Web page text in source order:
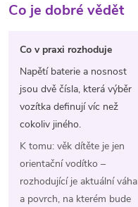
Co je dobré vědět
Co v praxi rozhoduje
Napětí baterie a nosnost
jsou dvě čísla, která výběr
vozítka definují víc než
cokoliv jiného.
K tomu: věk dítěte je jen
orientační vodítko –
rozhodující je aktuální váha
a povrch, na kterém bude